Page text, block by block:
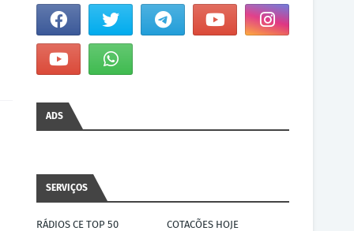
ADS
SERVIÇOS
RÁDIOS CE TOP 50
COTACÕES HOJE